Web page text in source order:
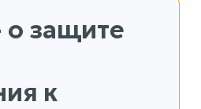
о защите
к